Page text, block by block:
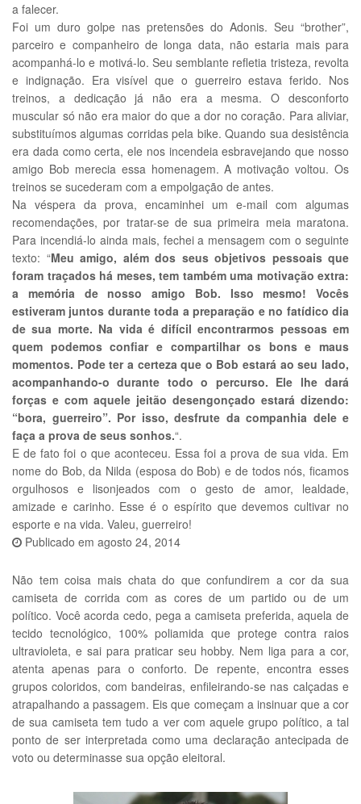
a falecer.
Foi um duro golpe nas pretensões do Adonis. Seu “brother”,
parceiro e companheiro de longa data, não estaria mais para
acompanhá-lo e motivá-lo. Seu semblante refletia tristeza, revolta
e indignação. Era visível que o guerreiro estava ferido. Nos
treinos, a dedicação já não era a mesma. O desconforto
muscular só não era maior do que a dor no coração. Para aliviar,
substituímos algumas corridas pela bike. Quando sua desistência
era dada como certa, ele nos incendeia esbravejando que nosso
amigo Bob merecia essa homenagem. A motivação voltou. Os
treinos se sucederam com a empolgação de antes.
Na véspera da prova, encaminhei um e-mail com algumas
recomendações, por tratar-se de sua primeira meia maratona.
Para incendiá-lo ainda mais, fechei a mensagem com o seguinte
texto: “Meu amigo, além dos seus objetivos pessoais que
foram traçados há meses, tem também uma motivação extra:
a memória de nosso amigo Bob. Isso mesmo! Vocês
estiveram juntos durante toda a preparação e no fatídico dia
de sua morte. Na vida é difícil encontrarmos pessoas em
quem podemos confiar e compartilhar os bons e maus
momentos. Pode ter a certeza que o Bob estará ao seu lado,
acompanhando-o durante todo o percurso. Ele lhe dará
forças e com aquele jeitão desengonçado estará dizendo:
“bora, guerreiro”. Por isso, desfrute da companhia dele e
faça a prova de seus sonhos.“.
E de fato foi o que aconteceu. Essa foi a prova de sua vida. Em
nome do Bob, da Nilda (esposa do Bob) e de todos nós, ficamos
orgulhosos e lisonjeados com o gesto de amor, lealdade,
amizade e carinho. Esse é o espírito que devemos cultivar no
esporte e na vida. Valeu, guerreiro!
Publicado em agosto 24, 2014
Não tem coisa mais chata do que confundirem a cor da sua
camiseta de corrida com as cores de um partido ou de um
político. Você acorda cedo, pega a camiseta preferida, aquela de
tecido tecnológico, 100% poliamida que protege contra raios
ultravioleta, e sai para praticar seu hobby. Nem liga para a cor,
atenta apenas para o conforto. De repente, encontra esses
grupos coloridos, com bandeiras, enfileirando-se nas calçadas e
atrapalhando a passagem. Eis que começam a insinuar que a cor
de sua camiseta tem tudo a ver com aquele grupo político, a tal
ponto de ser interpretada como uma declaração antecipada de
voto ou determinasse sua opção eleitoral.